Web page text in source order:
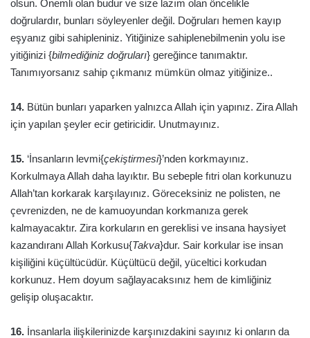
olsun. Önemli olan budur ve size lazım olan öncelikle
doğrulardır, bunları söyleyenler değil. Doğruları hemen kayıp
eşyanız gibi sahipleniniz. Yitiğinize sahiplenebilmenin yolu ise
yitiğinizi {bilmediğiniz doğruları} gereğince tanımaktır.
Tanımıyorsanız sahip çıkmanız mümkün olmaz yitiğinize..
14. Bütün bunları yaparken yalnızca Allah için yapınız. Zira Allah
için yapılan şeyler ecir getiricidir. Unutmayınız.
15. ‘İnsanların levmi{çekiştirmesi}’nden korkmayınız.
Korkulmaya Allah daha layıktır. Bu sebeple fıtri olan korkunuzu
Allah’tan korkarak karşılayınız. Göreceksiniz ne polisten, ne
çevrenizden, ne de kamuoyundan korkmanıza gerek
kalmayacaktır. Zira korkuların en gereklisi ve insana haysiyet
kazandıranı Allah Korkusu{Takva}dur. Sair korkular ise insan
kişiliğini küçültücüdür. Küçültücü değil, yüceltici korkudan
korkunuz. Hem doyum sağlayacaksınız hem de kimliğiniz
gelişip oluşacaktır.
16. İnsanlarla ilişkilerinizde karşınızdakini sayınız ki onların da